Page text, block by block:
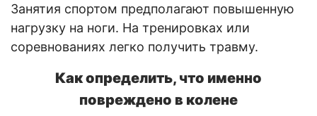
Занятия спортом предполагают повышенную
нагрузку на ноги. На тренировках или
соревнованиях легко получить травму.
Как определить, что именно
повреждено в колене